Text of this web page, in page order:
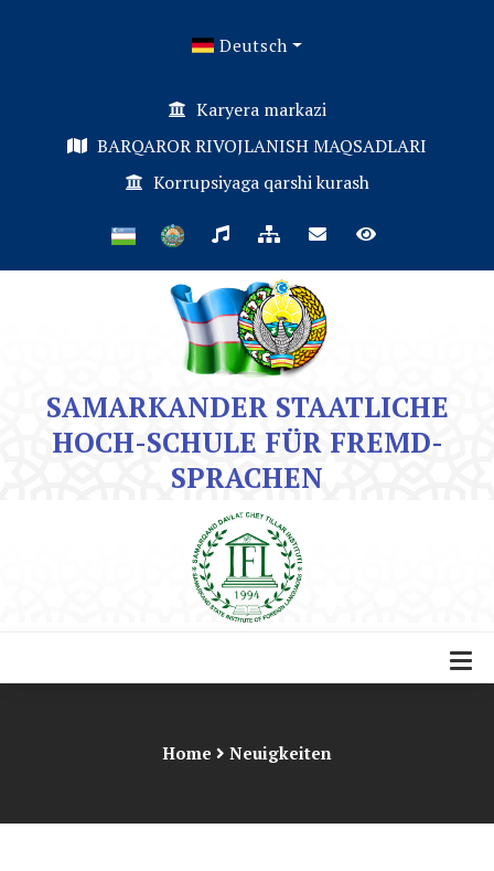
Deutsch
Karyera markazi
BARQAROR RIVOJLANISH MAQSADLARI
Korrupsiyaga qarshi kurash
SAMARKANDER STAATLICHE
HOCH-SCHULE FÜR FREMD-
SPRACHEN
Home Neuigkeiten